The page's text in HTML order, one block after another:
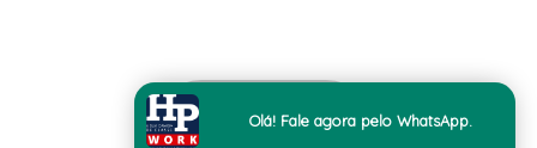
qual o preço de camisa
com logomarca São
Olá! Fale agora pelo WhatsApp.